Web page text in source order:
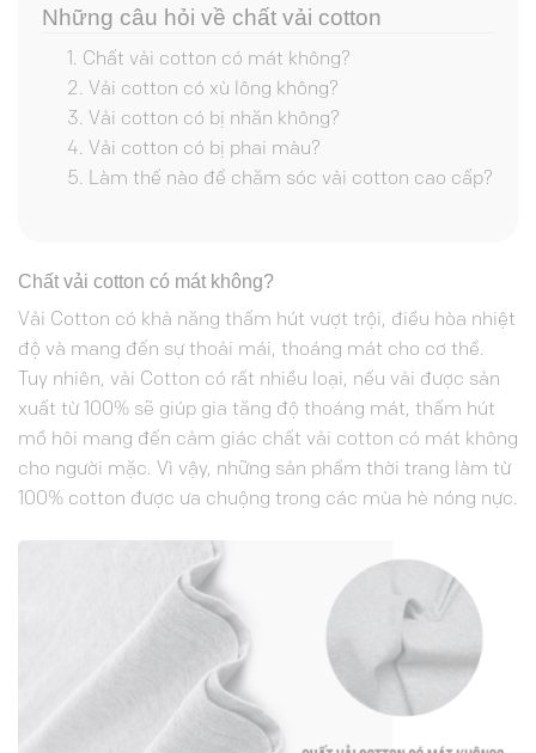
Những câu hỏi về chất vải cotton
Chất vải cotton có mát không?
Vải cotton có xù lông không?
Vải cotton có bị nhăn không?
Vải cotton có bị phai màu?
Làm thế nào để chăm sóc vải cotton cao cấp?
Chất vải cotton có mát không?
Vải Cotton có khả năng thấm hút vượt trội, điều hòa nhiệt
độ và mang đến sự thoải mái, thoáng mát cho cơ thể.
Tuy nhiên, vải Cotton có rất nhiều loại, nếu vải được sản
xuất từ 100% sẽ giúp gia tăng độ thoáng mát, thấm hút
mồ hôi mang đến cảm giác chất vải cotton có mát không
cho người mặc. Vì vậy, những sản phẩm thời trang làm từ
100% cotton được ưa chuộng trong các mùa hè nóng nực.